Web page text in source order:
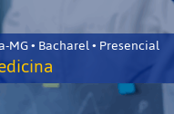
MG • Bacharel • Presencial